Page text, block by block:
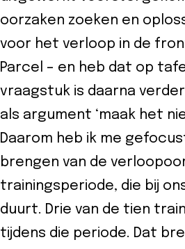
oorzaken zoeken en
voor het verloop in de
Parcel – en heb dat op
vraagstuk is daarna
als argument ‘maak het
Daarom heb ik me
brengen van de
trainingsperiode, die bij
duurt. Drie van de tien
tijdens die periode. Dat